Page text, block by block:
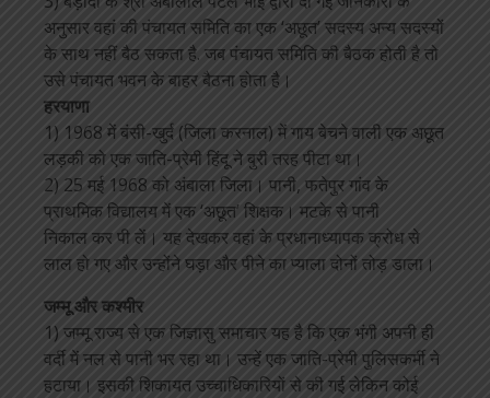
अनुसार वहां की पंचायत समिति का एक ‘अछूत’ सदस्य अन्य सदस्यों
के साथ नहीं बैठ सकता है. जब पंचायत समिति की बैठक होती है तो
उसे पंचायत भवन के बाहर बैठना होता है।
हरयाणा
1) 1968 में बंसी-खुर्द (जिला करनाल) में गाय बेचने वाली एक अछूत
लड़की को एक जाति-प्रेमी हिंदू ने बुरी तरह पीटा था।
2) 25 मई 1968 को अंबाला जिला। पानी, फतेपुर गांव के
प्राथमिक विद्यालय में एक ‘अछूत’ शिक्षक। मटके से पानी
निकाल कर पी लें। यह देखकर वहां के प्रधानाध्यापक क्रोध से
लाल हो गए और उन्होंने घड़ा और पीने का प्याला दोनों तोड़ डाला।
जम्मू और कश्मीर
1) जम्मू राज्य से एक जिज्ञासु समाचार यह है कि एक भंगी अपनी ही
वर्दी में नल से पानी भर रहा था। उन्हें एक जाति-प्रेमी पुलिसकर्मी ने
हटाया। इसकी शिकायत उच्चाधिकारियों से की गई लेकिन कोई